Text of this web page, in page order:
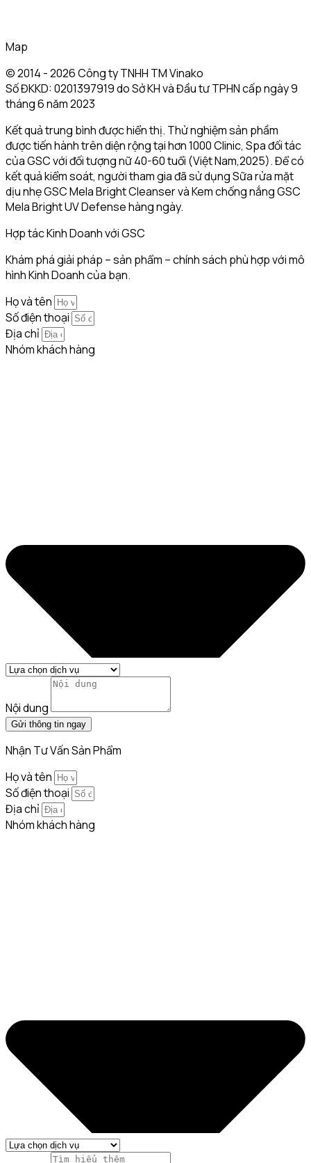
Map
© 2014 - 2026 Công ty TNHH TM Vinako
Số ĐKKD: 0201397919 do Sở KH và Đầu tư TPHN cấp ngày 9
tháng 6 năm 2023
Kết quả trung bình được hiển thị. Thử nghiệm sản phầm
được tiến hành trên diện rộng tại hơn 1000 Clinic, Spa đối tác
của GSC với đối tượng nữ 40-60 tuổi (Việt Nam,2025). Để có
kết quả kiểm soát, người tham gia đã sử dụng Sữa rửa mặt
dịu nhẹ GSC Mela Bright Cleanser và Kem chống nắng GSC
Mela Bright UV Defense hàng ngày.
Hợp tác Kinh Doanh với GSC
Khám phá giải pháp – sản phẩm – chính sách phù hợp với mô
hình Kinh Doanh của bạn.
Họ và tên
Số điện thoại
Địa chỉ
Nhóm khách hàng
Nội dung
Gửi thông tin ngay
Nhận Tư Vấn Sản Phẩm
Họ và tên
Số điện thoại
Địa chỉ
Nhóm khách hàng